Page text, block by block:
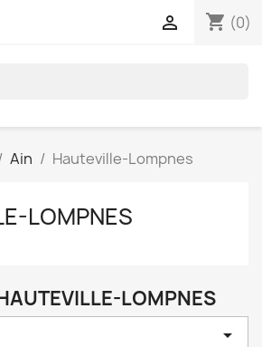
shopping_cart (0)

Ain Hauteville-Lompnes
LOMPNES
LOMPNES
